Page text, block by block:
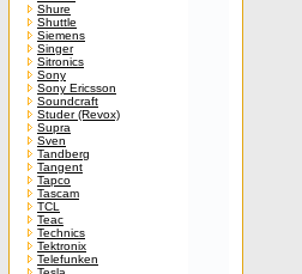
Shure
Shuttle
Siemens
Singer
Sitronics
Sony
Sony Ericsson
Soundcraft
Studer (Revox)
Supra
Sven
Tandberg
Tangent
Tapco
Tascam
TCL
Teac
Technics
Tektronix
Telefunken